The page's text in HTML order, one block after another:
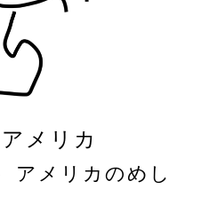
アメリカ
アメリカのめし